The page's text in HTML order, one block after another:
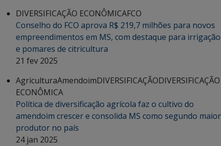
DIVERSIFICAÇÃO ECONÔMICAFCO
Conselho do FCO aprova R$ 219,7 milhões para novos
empreendimentos em MS, com destaque para irrigação
e pomares de citricultura
21 fev 2025
AgriculturaAmendoimDIVERSIFICAÇÃODIVERSIFICAÇÃO
ECONÔMICA
Política de diversificação agrícola faz o cultivo do
amendoim crescer e consolida MS como segundo maior
produtor no país
24 jan 2025